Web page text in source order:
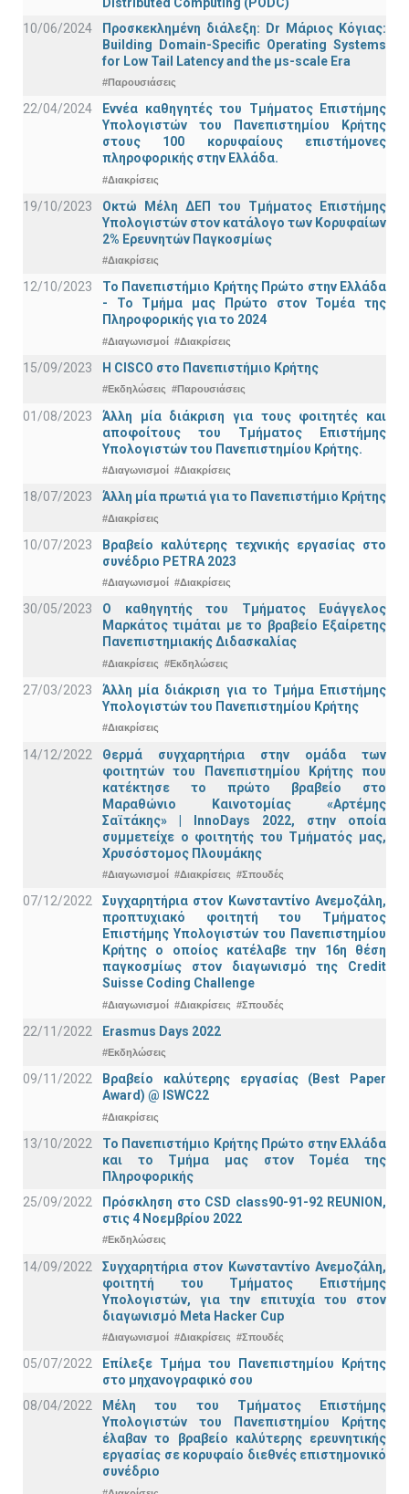
10/06/2024
Προσκεκλημένη διάλεξη: Dr Μάριος Κόγιας:
Building Domain-Specific Operating Systems
for Low Tail Latency and the μs-scale Era
#Παρουσιάσεις
22/04/2024
Εννέα καθηγητές του Τμήματος Επιστήμης
Υπολογιστών του Πανεπιστημίου Κρήτης
στους 100 κορυφαίους επιστήμονες
πληροφορικής στην Ελλάδα.
#Διακρίσεις
19/10/2023
Οκτώ Μέλη ΔΕΠ του Τμήματος Επιστήμης
Υπολογιστών στον κατάλογο των Κορυφαίων
2% Ερευνητών Παγκοσμίως
#Διακρίσεις
12/10/2023
Το Πανεπιστήμιο Κρήτης Πρώτο στην Ελλάδα
- Το Τμήμα μας Πρώτο στον Τομέα της
Πληροφορικής για το 2024
#Διαγωνισμοί #Διακρίσεις
15/09/2023 Η CISCO στο Πανεπιστήμιο Κρήτης
#Εκδηλώσεις #Παρουσιάσεις
01/08/2023
Άλλη μία διάκριση για τους φοιτητές και
αποφοίτους του Τμήματος Επιστήμης
Υπολογιστών του Πανεπιστημίου Κρήτης.
#Διαγωνισμοί #Διακρίσεις
18/07/2023 Άλλη μία πρωτιά για το Πανεπιστήμιο Κρήτης
#Διακρίσεις
10/07/2023
Βραβείο καλύτερης τεχνικής εργασίας στο
συνέδριο PETRA 2023
#Διαγωνισμοί #Διακρίσεις
30/05/2023
Ο καθηγητής του Τμήματος Ευάγγελος
Μαρκάτος τιμάται με το βραβείο Εξαίρετης
Πανεπιστημιακής Διδασκαλίας
#Διακρίσεις #Εκδηλώσεις
27/03/2023
Άλλη μία διάκριση για το Τμήμα Επιστήμης
Υπολογιστών του Πανεπιστημίου Κρήτης
#Διακρίσεις
14/12/2022
Θερμά συγχαρητήρια στην ομάδα των
φοιτητών του Πανεπιστημίου Κρήτης που
κατέκτησε το πρώτο βραβείο στο
Μαραθώνιο Καινοτομίας «Αρτέμης
Σαϊτάκης» | InnoDays 2022, στην οποία
συμμετείχε ο φοιτητής του Τμήματός μας,
Χρυσόστομος Πλουμάκης
#Διαγωνισμοί #Διακρίσεις #Σπουδές
07/12/2022
Συγχαρητήρια στον Κωνσταντίνο Ανεμοζάλη,
προπτυχιακό φοιτητή του Τμήματος
Επιστήμης Υπολογιστών του Πανεπιστημίου
Κρήτης ο οποίος κατέλαβε την 16η θέση
παγκοσμίως στον διαγωνισμό της Credit
Suisse Coding Challenge
#Διαγωνισμοί #Διακρίσεις #Σπουδές
22/11/2022 Erasmus Days 2022
#Εκδηλώσεις
09/11/2022
Βραβείο καλύτερης εργασίας (Best Paper
Award) @ ISWC22
#Διακρίσεις
13/10/2022
Το Πανεπιστήμιο Κρήτης Πρώτο στην Ελλάδα
και το Τμήμα μας στον Τομέα της
Πληροφορικής
25/09/2022
Πρόσκληση στο CSD class90-91-92 REUNION,
στις 4 Νοεμβρίου 2022
#Εκδηλώσεις
14/09/2022
Συγχαρητήρια στον Κωνσταντίνο Ανεμοζάλη,
φοιτητή του Τμήματος Επιστήμης
Υπολογιστών, για την επιτυχία του στον
διαγωνισμό Meta Hacker Cup
#Διαγωνισμοί #Διακρίσεις #Σπουδές
05/07/2022
Επίλεξε Τμήμα του Πανεπιστημίου Κρήτης
στο μηχανογραφικό σου
08/04/2022
Μέλη του του Τμήματος Επιστήμης
Υπολογιστών του Πανεπιστημίου Κρήτης
έλαβαν το βραβείο καλύτερης ερευνητικής
εργασίας σε κορυφαίο διεθνές επιστημονικό
συνέδριο